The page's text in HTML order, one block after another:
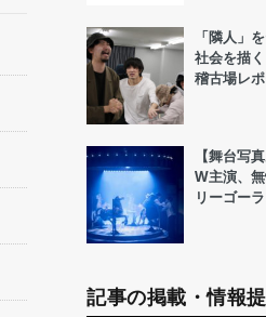
「隣人」
社会を描
稽古場レ
【舞台写
W主演、
リーゴー
記事の掲載・情報